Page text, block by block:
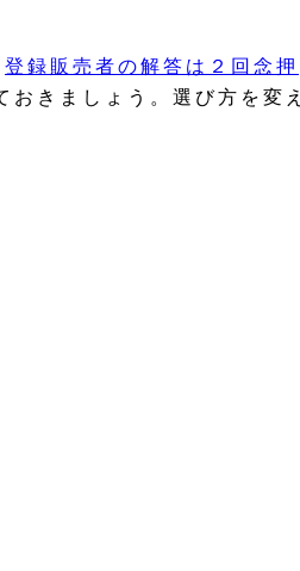
登録販売者の解答は２回念押
おきましょう。選び方を変え